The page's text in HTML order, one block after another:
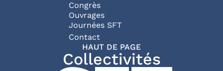
Congrès
Ouvrages
Journées SFT
Pied de page
Contact
HAUT DE PAGE
Collectivités